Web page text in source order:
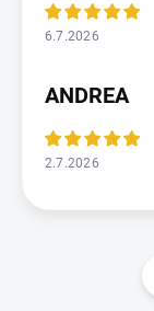
6.7.2026
ANDREA
2.7.2026